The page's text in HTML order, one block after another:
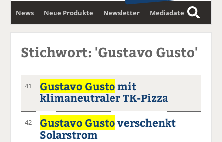
News Neue Produkte Newsletter Mediadaten
S
u
h
Stichwort: 'Gustavo Gusto'
41 Gustavo Gustomit
klimaneutraler TK-Pizza
42 Gustavo Gustoverschenkt
Solarstrom